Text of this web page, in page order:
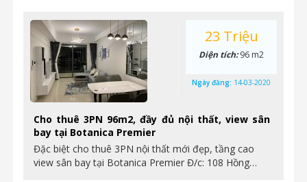
Cho thuê 3PN 96m2, đầy đủ nội thất, view sân
bay tại Botanica Premier
Đặc biệt cho thuê 3PN nội thất mới đẹp, tầng cao
view sân bay tại Botanica Premier Đ/c: 108 Hồng…
23 Triệu
Diện tích:96 m2
Ngày đăng: 14-03-2020